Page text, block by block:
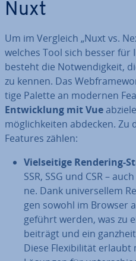
Nuxt
Um im Vergleich „Nuxt vs.
welches Tool sich besser
besteht die Not­wen­dig­keit,
zu kennen. Das
ti­ge Palette an modernen
Ent­wick­lung mit Vue
mög­lich­kei­ten abdecken. Zu
Features zählen:
Viel­sei­ti­ge Rendering-
SSR, SSG und CSR –
ne. Dank uni­ver­sel­lem
gen sowohl im Browser
ge­führt werden, was zu
beiträgt und ein
Diese Fle­xi­bi­li­tät erlaubt